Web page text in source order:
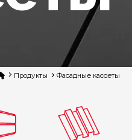
Продукты Фасадные кассеты